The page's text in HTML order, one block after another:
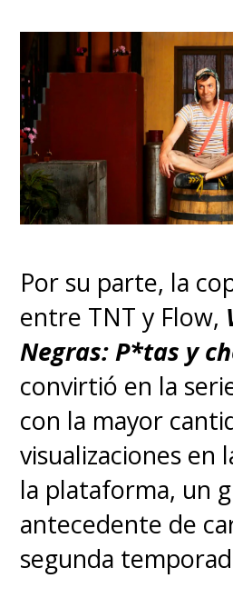
Por su parte, la
entre TNT y Flow,
Negras: P*tas y
convirtió en la
con la mayor
visualizaciones en
la plataforma, un
antecedente de
segunda